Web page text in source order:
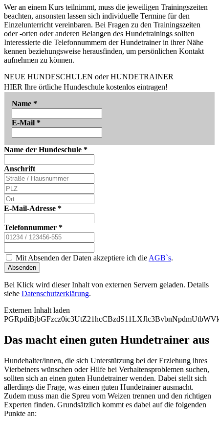
Wer an einem Kurs teilnimmt, muss die jeweiligen Trainingszeiten
beachten, ansonsten lassen sich individuelle Termine für den
Einzelunterricht vereinbaren. Bei Fragen zu den Trainingszeiten
oder -orten oder anderen Belangen des Hundetrainings sollten
Interessierte die Telefonnummern der Hundetrainer in ihrer Nähe
kennen beziehungsweise herausfinden, um persönlichen Kontakt
aufnehmen zu können.
NEUE HUNDESCHULEN oder HUNDETRAINER
HIER Ihre örtliche Hundeschule kostenlos eintragen!
Name *
E-Mail *
Name der Hundeschule *
Anschrift
E-Mail-Adresse *
Telefonnummer *
Mit Absenden der Daten akzeptiere ich die AGB`s.
Absenden
Bei Klick wird dieser Inhalt von externen Servern geladen. Details
siehe Datenschutzerklärung.
Externen Inhalt laden
Das macht einen guten Hundetrainer aus
Hundehalter/innen, die sich Unterstützung bei der Erziehung ihres
Vierbeiners wünschen oder Hilfe bei Verhaltensproblemen suchen,
sollten sich an einen guten Hundetrainer wenden. Dabei stellt sich
allerdings die Frage, was einen guten Hundetrainer ausmacht.
Zudem muss man die Spreu vom Weizen trennen und den richtigen
Experten finden. Grundsätzlich kommt es dabei auf die folgenden
Punkte an: